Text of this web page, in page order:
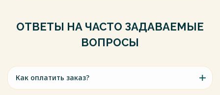
ОТВЕТЫ НА ЧАСТО ЗАДАВАЕМЫЕ
ВОПРОСЫ
Как оплатить заказ?